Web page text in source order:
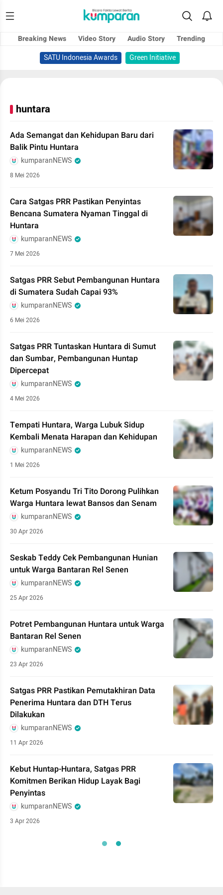
Breaking News Video Story Audio Story
Trending
SATU Indonesia Awards
Green Initiative
huntara
Ada Semangat dan Kehidupan Baru dari
Balik Pintu Huntara
kumparanNEWS
8 Mei 2026
Cara Satgas PRR Pastikan Penyintas
Bencana Sumatera Nyaman Tinggal di
Huntara
kumparanNEWS
7 Mei 2026
Satgas PRR Sebut Pembangunan Huntara
di Sumatera Sudah Capai 93%
kumparanNEWS
6 Mei 2026
Satgas PRR Tuntaskan Huntara di Sumut
dan Sumbar, Pembangunan Huntap
Dipercepat
kumparanNEWS
4 Mei 2026
Tempati Huntara, Warga Lubuk Sidup
Kembali Menata Harapan dan Kehidupan
kumparanNEWS
1 Mei 2026
Ketum Posyandu Tri Tito Dorong Pulihkan
Warga Huntara lewat Bansos dan Senam
kumparanNEWS
30 Apr 2026
Seskab Teddy Cek Pembangunan Hunian
untuk Warga Bantaran Rel Senen
kumparanNEWS
25 Apr 2026
Potret Pembangunan Huntara untuk Warga
Bantaran Rel Senen
kumparanNEWS
23 Apr 2026
Satgas PRR Pastikan Pemutakhiran Data
Penerima Huntara dan DTH Terus
Dilakukan
kumparanNEWS
11 Apr 2026
Kebut Huntap-Huntara, Satgas PRR
Komitmen Berikan Hidup Layak Bagi
Penyintas
kumparanNEWS
3 Apr 2026